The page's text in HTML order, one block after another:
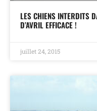
LES CHIENS INTERDITS
D’AVRIL EFFICACE !
juillet 24, 2015